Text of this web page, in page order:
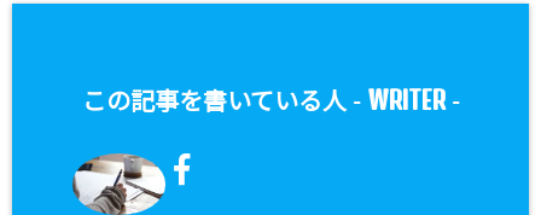
この記事を書いている人 - WRITER-